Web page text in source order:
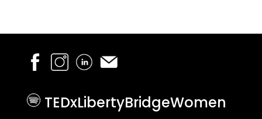
TEDxLibertyBridgeWomen